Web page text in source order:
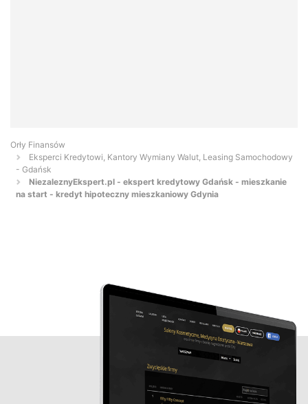
Orły Finansów
Eksperci Kredytowi, Kantory Wymiany Walut, Leasing Samochodowy
- Gdańsk
NiezaleznyEkspert.pl - ekspert kredytowy Gdańsk - mieszkanie
na start - kredyt hipoteczny mieszkaniowy Gdynia